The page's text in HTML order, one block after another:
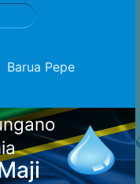
Barua Pepe